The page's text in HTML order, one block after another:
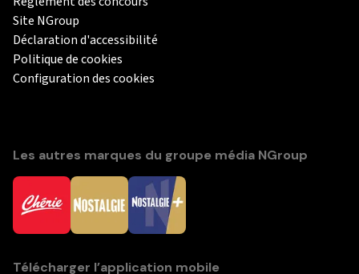
Site NGroup
Déclaration d'accessibilité
Politique de cookies
Configuration des cookies
Les autres marques du groupe média NGroup
Télécharger l’application mobile